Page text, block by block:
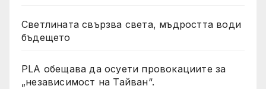
Светлината свързва света, мъдростта води
бъдещето
PLA обещава да осуети провокациите за
„независимост на Тайван“.